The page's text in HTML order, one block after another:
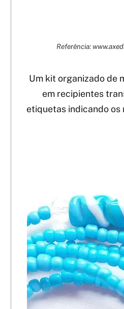
Referência:
Um kit organizado de
em recipientes
etiquetas indicando os